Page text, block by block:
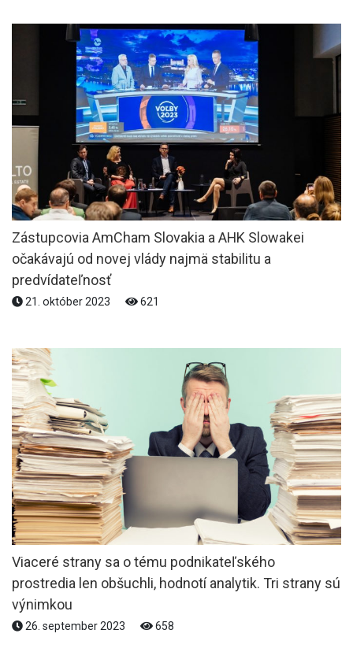
Zástupcovia AmCham Slovakia a AHK Slowakei
očakávajú od novej vlády najmä stabilitu a
predvídateľnosť
21. október 2023 621
Viaceré strany sa o tému podnikateľského
prostredia len obšuchli, hodnotí analytik. Tri strany sú
výnimkou
26. september 2023 658